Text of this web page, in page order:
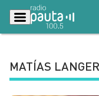
MATÍAS